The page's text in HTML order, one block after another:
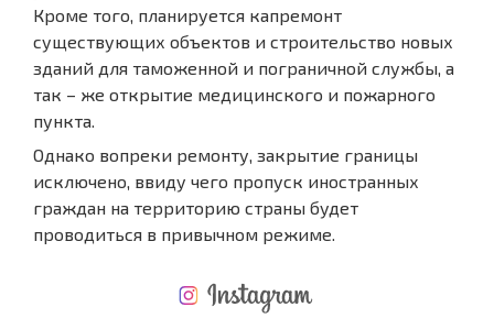
Кроме того, планируется капремонт
существующих объектов и строительство новых
зданий для таможенной и пограничной службы, а
так – же открытие медицинского и пожарного
пункта.
Однако вопреки ремонту, закрытие границы
исключено, ввиду чего пропуск иностранных
граждан на территорию страны будет
проводиться в привычном режиме.